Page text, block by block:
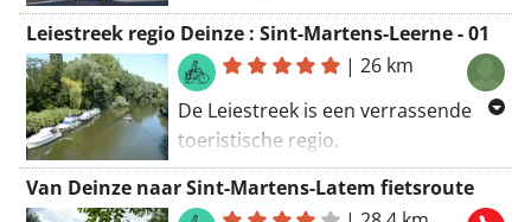
Naar Ravensteinstraat 12, 9000
Gent, België
Routering Manueel
Leiestreek regio Deinze : Sint-Martens-Leerne - 01
|26 km
De Leiestreek is een verrassende
toeristische regio.
Onderweg baant de 'Golden River'
zich een weg door een afwisselend
Van Deinze naar Sint-Martens-Latem fietsroute